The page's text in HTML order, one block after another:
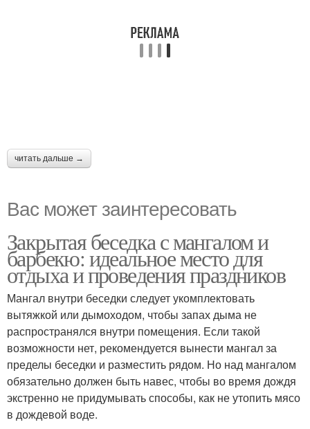
читать дальше →
Вас может заинтересовать
Закрытая беседка с мангалом и
барбекю: идеальное место для
отдыха и проведения праздников
Мангал внутри беседки следует укомплектовать
вытяжкой или дымоходом, чтобы запах дыма не
распространялся внутри помещения. Если такой
возможности нет, рекомендуется вынести мангал за
пределы беседки и разместить рядом. Но над мангалом
обязательно должен быть навес, чтобы во время дождя
экстренно не придумывать способы, как не утопить мясо
в дождевой воде.